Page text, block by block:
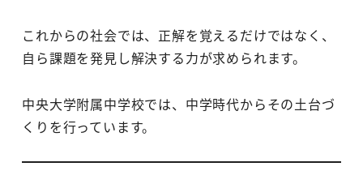
これからの社会では、正解を覚えるだけではなく、
自ら課題を発見し解決する力が求められます。
中央大学附属中学校では、中学時代からその土台づ
くりを行っています。